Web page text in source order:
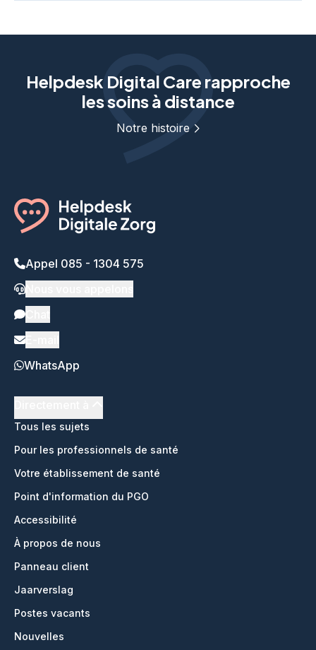
Helpdesk Digital Care rapproche
les soins à distance
Notre histoire
Appel 085 - 1304 575
WhatsApp
Tous les sujets
Pour les professionnels de santé
Votre établissement de santé
Point d'information du PGO
Accessibilité
À propos de nous
Panneau client
Jaarverslag
Postes vacants
Nouvelles